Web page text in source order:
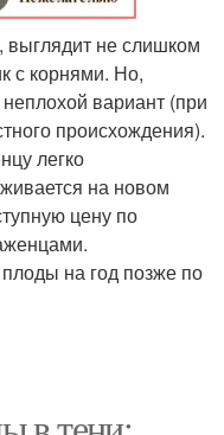
выглядит не слишком
с корнями. Но,
вариант (при
происхождения).
легко
на новом
цену по
на год позже по